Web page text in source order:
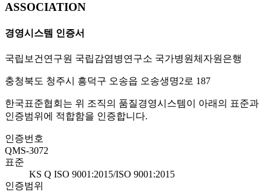
ASSOCIATION
경영시스템 인증서
국립보건연구원 국립감염병연구소 국가병원체자원은행
충청북도 청주시 흥덕구 오송읍 오송생명2로 187
한국표준협회는 위 조직의 품질경영시스템이 아래의 표준과
인증범위에 적합함을 인증합니다.
인증번호
QMS-3072
표준
KS Q ISO 9001:2015/ISO 9001:2015
인증범위